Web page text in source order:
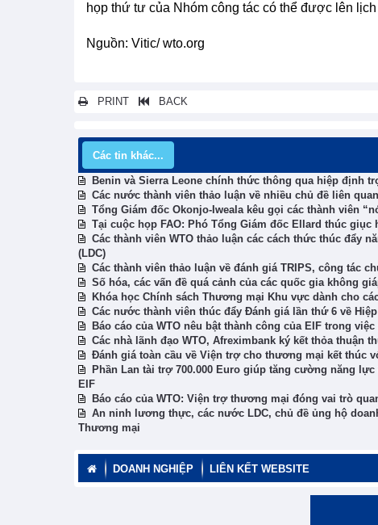
họp thứ tư của Nhóm công tác có thể được lên
Nguồn: Vitic/ wto.org
PRINT BACK
Các tin khác...
Benin và Sierra Leone chính thức thông qua hiệp định
Các nước thành viên thảo luận về nhiều chủ đề liên
Tổng Giám đốc Okonjo-Iweala kêu gọi các thành viên
Tại cuộc họp FAO: Phó Tổng Giám đốc Ellard thúc
Các thành viên WTO thảo luận các cách thức thúc đẩy
(LDC)
Các thành viên thảo luận về đánh giá TRIPS, công tác
Số hóa, các vấn đề quá cảnh của các quốc gia không
Khóa học Chính sách Thương mại Khu vực dành cho
Các nước thành viên thúc đẩy Đánh giá lần thứ 6 về
Báo cáo của WTO nêu bật thành công của EIF trong
Các nhà lãnh đạo WTO, Afreximbank ký kết thỏa thuận
Đánh giá toàn cầu về Viện trợ cho thương mại kết thúc
Phần Lan tài trợ 700.000 Euro giúp tăng cường năng
EIF
Báo cáo của WTO: Viện trợ thương mại đóng vai trò
An ninh lương thực, các nước LDC, chủ đề ủng hộ
Thương mại
DOANH NGHIỆP LIÊN KẾT WEBSITE